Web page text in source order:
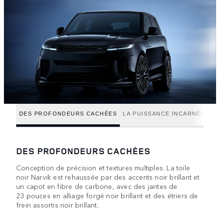
DES PROFONDEURS CACHÉES LA PUISSANCE INCARNÉE
DES PROFONDEURS CACHÉES
Conception de précision et textures multiples. La toile
noir Narvik est rehaussée par des accents noir brillant et
un capot en fibre de carbone, avec des jantes de
23 pouces en alliage forgé noir brillant et des étriers de
frein assortis noir brillant.